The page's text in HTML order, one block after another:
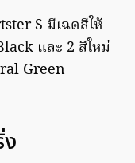
S มีเฉดสีให้
และ 2 สีใหม่
Green